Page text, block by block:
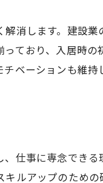
消します。建設業
ており、入居時の
ベーションも維持
仕事に専念できる
ルアップのための